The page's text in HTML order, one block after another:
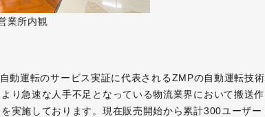
業所内観
動運転のサービス実証に代表されるZMPの自動運転技術
り急速な人手不足となっている物流業界において搬送作
実施しております。現在販売開始から累計300ユーザー